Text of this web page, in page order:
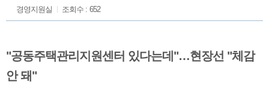
경영지원실
조회수 : 652
"공동주택관리지원센터 있다는데"…현장선 "체감
안 돼"